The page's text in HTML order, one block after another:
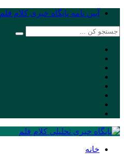
آیین نامه پایگاه خبری کلام قلم
خانه